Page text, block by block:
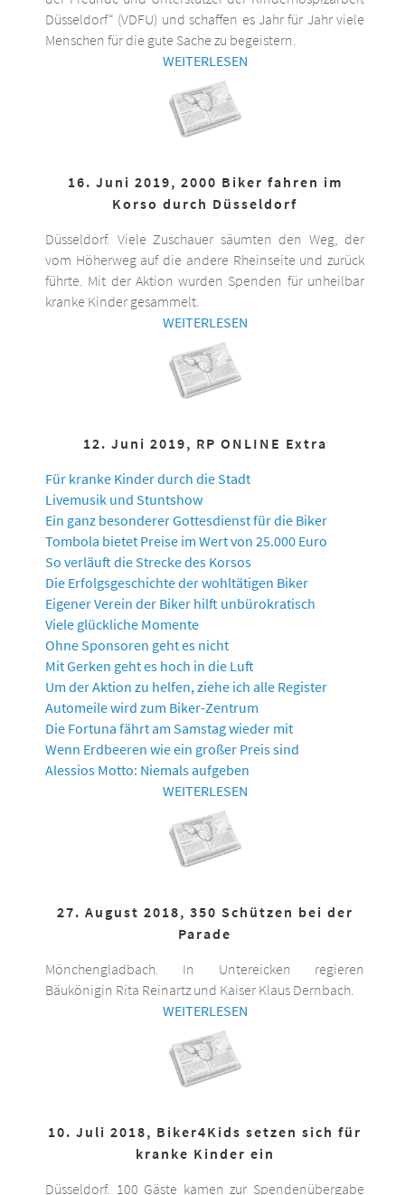
Düsseldorf“ (VDFU) und schaffen es Jahr für Jahr viele
Menschen für die gute Sache zu begeistern.
WEITERLESEN
16. Juni 2019, 2000 Biker fahren im
Korso durch Düsseldorf
Düsseldorf. Viele Zuschauer säumten den Weg, der
vom Höherweg auf die andere Rheinseite und zurück
führte. Mit der Aktion wurden Spenden für unheilbar
kranke Kinder gesammelt.
WEITERLESEN
12. Juni 2019, RP ONLINE Extra
Für kranke Kinder durch die Stadt
Livemusik und Stuntshow
Ein ganz besonderer Gottesdienst für die Biker
Tombola bietet Preise im Wert von 25.000 Euro
So verläuft die Strecke des Korsos
Die Erfolgsgeschichte der wohltätigen Biker
Eigener Verein der Biker hilft unbürokratisch
Viele glückliche Momente
Ohne Sponsoren geht es nicht
Mit Gerken geht es hoch in die Luft
Um der Aktion zu helfen, ziehe ich alle Register
Automeile wird zum Biker-Zentrum
Die Fortuna fährt am Samstag wieder mit
Wenn Erdbeeren wie ein großer Preis sind
Alessios Motto: Niemals aufgeben
WEITERLESEN
27. August 2018, 350 Schützen bei der
Parade
Mönchengladbach. In Untereicken regieren
Bäukönigin Rita Reinartz und Kaiser Klaus Dernbach.
WEITERLESEN
10. Juli 2018, Biker4Kids setzen sich für
kranke Kinder ein
Düsseldorf. 100 Gäste kamen zur Spendenübergabe